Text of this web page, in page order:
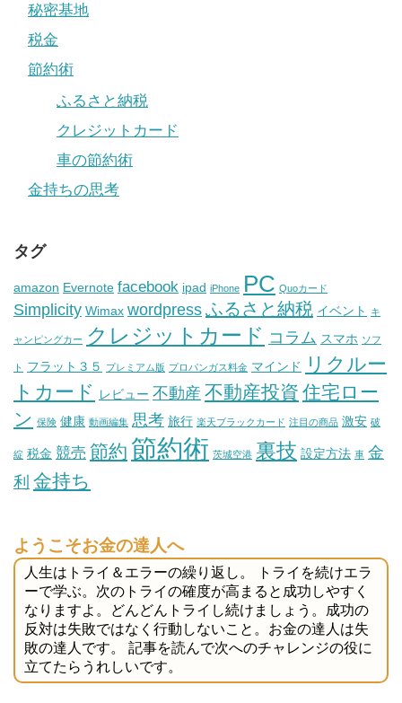
秘密基地
税金
節約術
ふるさと納税
クレジットカード
車の節約術
金持ちの思考
タグ
amazon Evernote facebook ipad iPhone PC Quoカード
Simplicity Wimax wordpressふるさと納税 イベント キ
ャンピングカー クレジットカード コラム スマホ ソフ
ト フラット３５ プレミアム版 プロパンガス料金 マインド
リクルー
トカード
レビュー 不動産 不動産投資 住宅ロー
ン 保険 健康 動画編集 思考 旅行 楽天ブラックカード 注目の商品 激安 破
綻 税金 競売 節約 節約術 茨城空港 裏技 設定方法 車 金
利 金持ち
ようこそお金の達人へ
人生はトライ＆エラーの繰り返し。 トライを続けエラ
ーで学ぶ。次のトライの確度が高まると成功しやすく
なりますよ。どんどんトライし続けましょう。成功の
反対は失敗ではなく行動しないこと。お金の達人は失
敗の達人です。 記事を読んで次へのチャレンジの役に
立てたらうれしいです。